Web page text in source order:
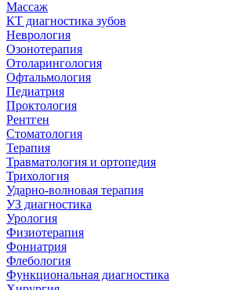
Массаж
КТ диагностика зубов
Неврология
Озонотерапия
Отоларингология
Офтальмология
Педиатрия
Проктология
Рентген
Стоматология
Терапия
Травматология и ортопедия
Трихология
Ударно-волновая терапия
УЗ диагностика
Урология
Физиотерапия
Фониатрия
Флебология
Функциональная диагностика